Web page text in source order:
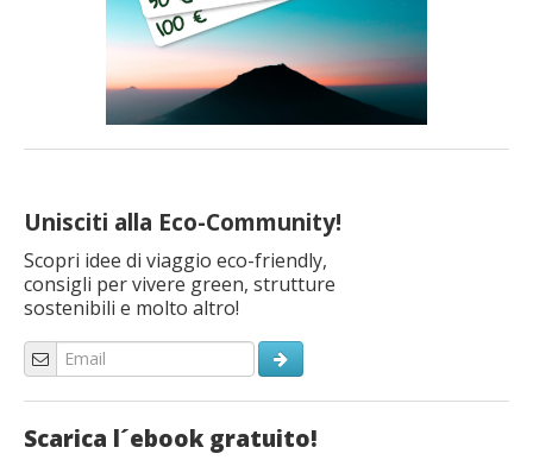
Unisciti alla Eco-Community!
Scopri idee di viaggio eco-friendly,
consigli per vivere green, strutture
sostenibili e molto altro!
Scarica l´ebook gratuito!